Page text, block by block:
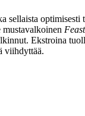
sellaista
Ekstroina
viihdyttää.